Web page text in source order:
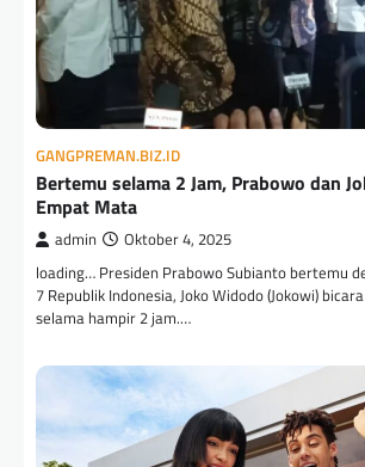
GANGPREMAN.BIZ.ID
Bertemu selama 2 Jam, Prabowo dan
Empat Mata
admin Oktober 4, 2025
loading… Presiden Prabowo Subianto bertemu
7 Republik Indonesia, Joko Widodo (Jokowi)
selama hampir 2 jam.…